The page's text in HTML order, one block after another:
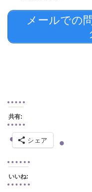
メールでの
共有:
シェア
いいね: